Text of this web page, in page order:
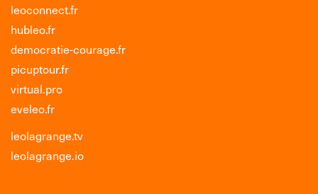
leoconnect.fr
hubleo.fr
democratie-courage.fr
picuptour.fr
virtual.pro
eveleo.fr
leolagrange.tv
leolagrange.io